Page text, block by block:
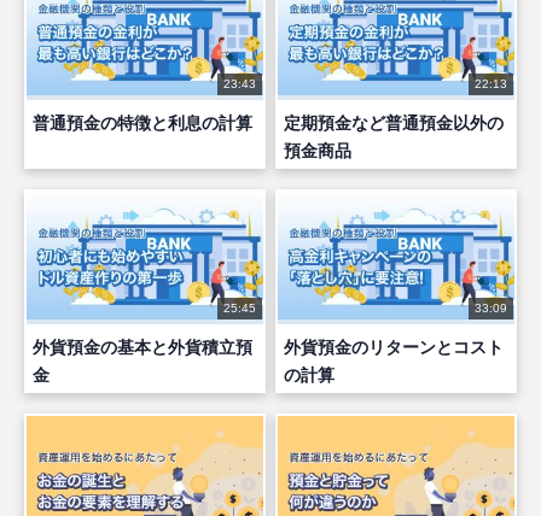
23:43
普通預金の特徴と利息の計算
22:13
定期預金など普通預金以外の
預金商品
25:45
外貨預金の基本と外貨積立預
金
33:09
外貨預金のリターンとコスト
の計算